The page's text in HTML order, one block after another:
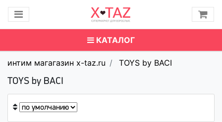
КАТАЛОГ
интим магагазин x-taz.ru
TOYS by BACI
TOYS by BACI